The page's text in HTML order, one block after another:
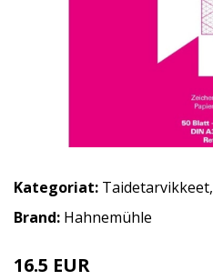
Kategoriat: Taidetarvikkeet,
Brand: Hahnemühle
16.5 EUR